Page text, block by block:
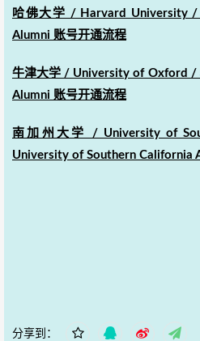
哈佛大学 / Harvard University
Alumni 账号开通流程
牛津大学 / University of Oxford
Alumni 账号开通流程
南加州大学 / University of
University of Southern California
分享到：